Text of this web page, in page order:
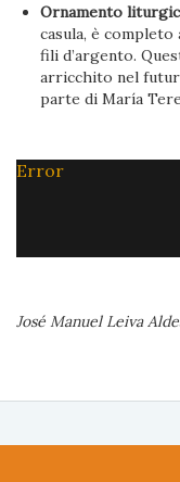
Ornamento
casula, è
fili d’argento.
arricchito nel
parte di María
Error
José Manuel Leiva